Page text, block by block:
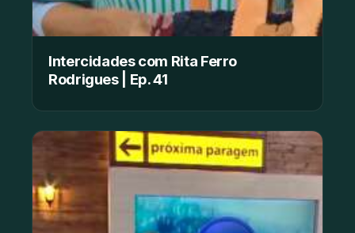
Intercidades com Rita Ferro
Rodrigues | Ep. 41